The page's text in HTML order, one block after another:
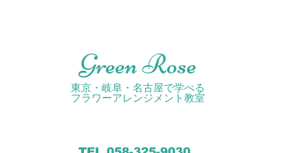
Green Rose
東京・岐阜・名古屋で学べる
フラワーアレンジメント教室